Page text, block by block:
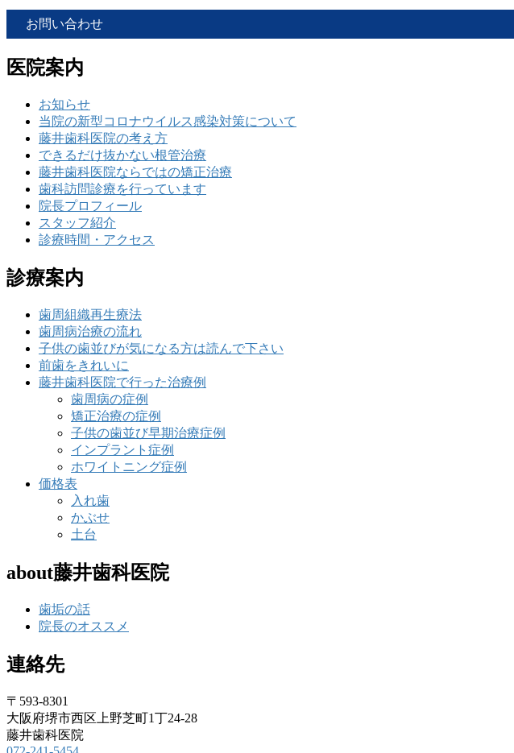
の
ペ
ー
ペ
ー
ジ
ペ
ー
ジ
お問い合わせ
医院案内
お知らせ
当院の新型コロナウイルス感染対策について
藤井歯科医院の考え方
できるだけ抜かない根管治療
藤井歯科医院ならではの矯正治療
歯科訪問診療を行っています
院長プロフィール
スタッフ紹介
診療時間・アクセス
診療案内
歯周組織再生療法
歯周病治療の流れ
子供の歯並びが気になる方は読んで下さい
前歯をきれいに
藤井歯科医院で行った治療例
歯周病の症例
矯正治療の症例
子供の歯並び早期治療症例
インプラント症例
ホワイトニング症例
価格表
入れ歯
かぶせ
土台
about藤井歯科医院
歯垢の話
院長のオススメ
連絡先
〒593-8301
大阪府堺市西区上野芝町1丁24-28
藤井歯科医院